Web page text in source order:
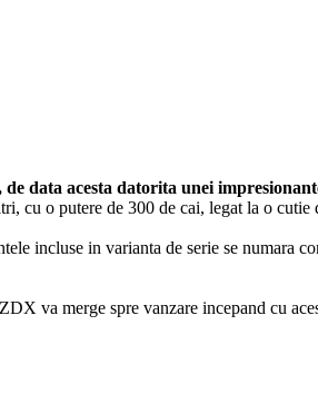
data acesta datorita unei
o putere de 300 de cai, legat la o cutie
incluse in varianta de serie se numara
ZDX va merge spre vanzare incepand cu